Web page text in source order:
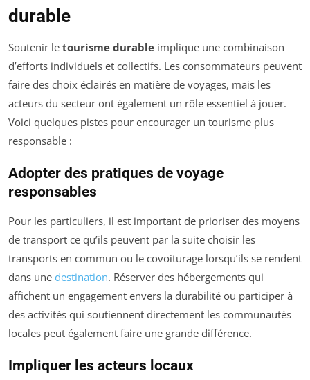
durable
Soutenir le tourisme durable implique une combinaison
d’efforts individuels et collectifs. Les consommateurs peuvent
faire des choix éclairés en matière de voyages, mais les
acteurs du secteur ont également un rôle essentiel à jouer.
Voici quelques pistes pour encourager un tourisme plus
responsable :
Adopter des pratiques de voyage
responsables
Pour les particuliers, il est important de prioriser des moyens
de transport ce qu’ils peuvent par la suite choisir les
transports en commun ou le covoiturage lorsqu’ils se rendent
dans une destination. Réserver des hébergements qui
affichent un engagement envers la durabilité ou participer à
des activités qui soutiennent directement les communautés
locales peut également faire une grande différence.
Impliquer les acteurs locaux